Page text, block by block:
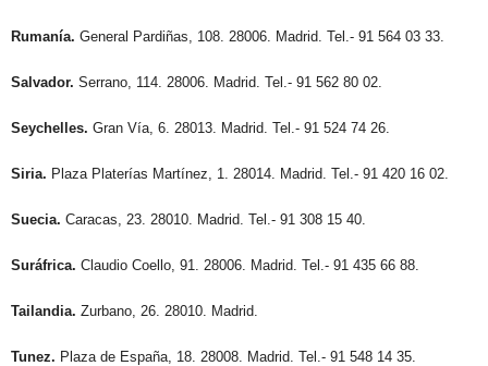
Rumanía. General Pardiñas, 108. 28006. Madrid. Tel.- 91 564 03 33.
Salvador. Serrano, 114. 28006. Madrid. Tel.- 91 562 80 02.
Seychelles. Gran Vía, 6. 28013. Madrid. Tel.- 91 524 74 26.
Siria. Plaza Platerías Martínez, 1. 28014. Madrid. Tel.- 91 420 16 02.
Suecia. Caracas, 23. 28010. Madrid. Tel.- 91 308 15 40.
Suráfrica. Claudio Coello, 91. 28006. Madrid. Tel.- 91 435 66 88.
Tailandia. Zurbano, 26. 28010. Madrid.
Tunez. Plaza de España, 18. 28008. Madrid. Tel.- 91 548 14 35.